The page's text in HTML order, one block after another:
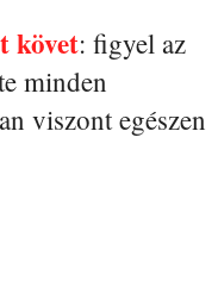
követ: figyel az
minden
viszont egészen